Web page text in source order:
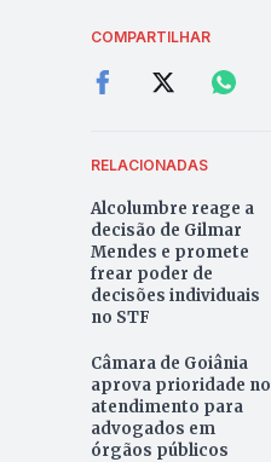
COMPARTILHAR
RELACIONADAS
Alcolumbre reage a
decisão de Gilmar
Mendes e promete
frear poder de
decisões individuais
no STF
Câmara de Goiânia
aprova prioridade no
atendimento para
advogados em
órgãos públicos